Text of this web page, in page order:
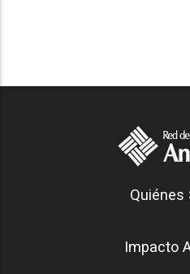
Generación
Quiénes
Impacto